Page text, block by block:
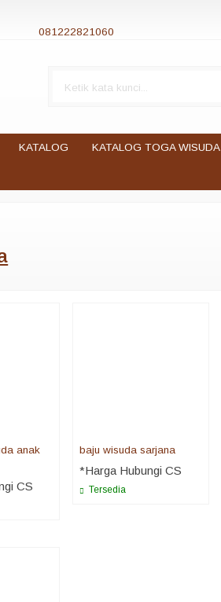
081222821060
KATALOG KATALOG TOGA WISUDA
anak
CS
baju wisuda sarjana
*Harga Hubungi CS
Tersedia